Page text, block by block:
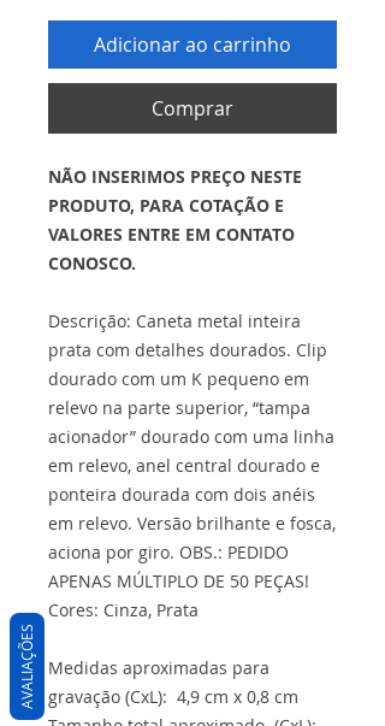
Adicionar ao carrinho
Comprar
NÃO INSERIMOS PREÇO NESTE
PRODUTO, PARA COTAÇÃO E
VALORES ENTRE EM CONTATO
CONOSCO.
Descrição: Caneta metal inteira
prata com detalhes dourados. Clip
dourado com um K pequeno em
relevo na parte superior, “tampa
acionador” dourado com uma linha
em relevo, anel central dourado e
ponteira dourada com dois anéis
em relevo. Versão brilhante e fosca,
aciona por giro. OBS.: PEDIDO
APENAS MÚLTIPLO DE 50 PEÇAS!
Cores: Cinza, Prata
Medidas aproximadas para
gravação (CxL): 4,9 cm x 0,8 cm
AVALIAÇÕES